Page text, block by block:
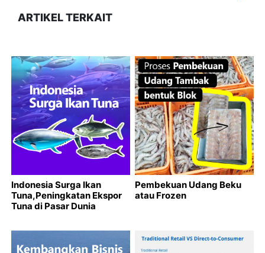
ARTIKEL TERKAIT
Indonesia Surga Ikan
Tuna,Peningkatan Ekspor
Tuna di Pasar Dunia
Pembekuan Udang Beku
atau Frozen